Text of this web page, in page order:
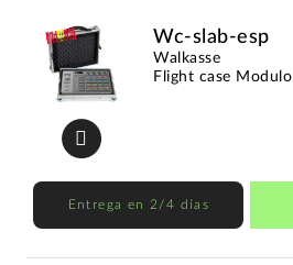
Wc-slab-esp
Walkasse
Flight case
Entrega en 2/4 días